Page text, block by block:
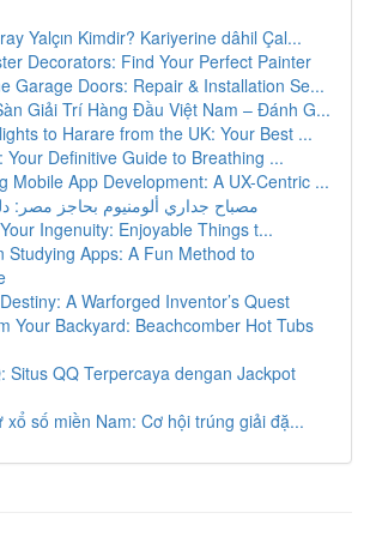
Yalçın Kimdir? Kariyerine dâhil Çal...
Decorators: Find Your Perfect Painter
Garage Doors: Repair & Installation Se...
Giải Trí Hàng Đầu Việt Nam – Đánh G...
to Harare from the UK: Your Best ...
Your Definitive Guide to Breathing ...
Mobile App Development: A UX-Centric ...
مصباح جداري ألومنيوم بحاجز مصر:
Ingenuity: Enjoyable Things t...
Studying Apps: A Fun Method to
A Warforged Inventor’s Quest
Your Backyard: Beachcomber Hot Tubs
Situs QQ Terpercaya dengan Jackpot
xổ số miền Nam: Cơ hội trúng giải đặ...